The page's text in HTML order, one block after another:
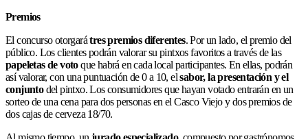
Premios
El concurso otorgarátres premios diferentes. Por un lado, el premio del
público. Los clientes podrán valorar su pintxos favoritos a través de las
papeletas de votoque habrá en cada local participantes. En ellas, podrán
así valorar, con una puntuación de 0 a 10, elsabor, la presentación y el
conjuntodel pintxo. Los consumidores que hayan votado entrarán en un
sorteo de una cena para dos personas en el Casco Viejo y dos premios de
dos cajas de cerveza 18/70.